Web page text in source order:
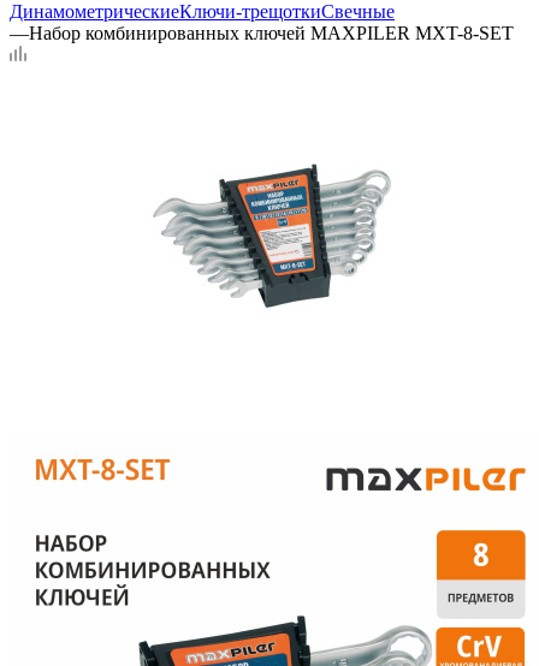
ДинамометрическиеКлючи-трещоткиСвечные
—Набор комбинированных ключей MAXPILER MXT-8-SET